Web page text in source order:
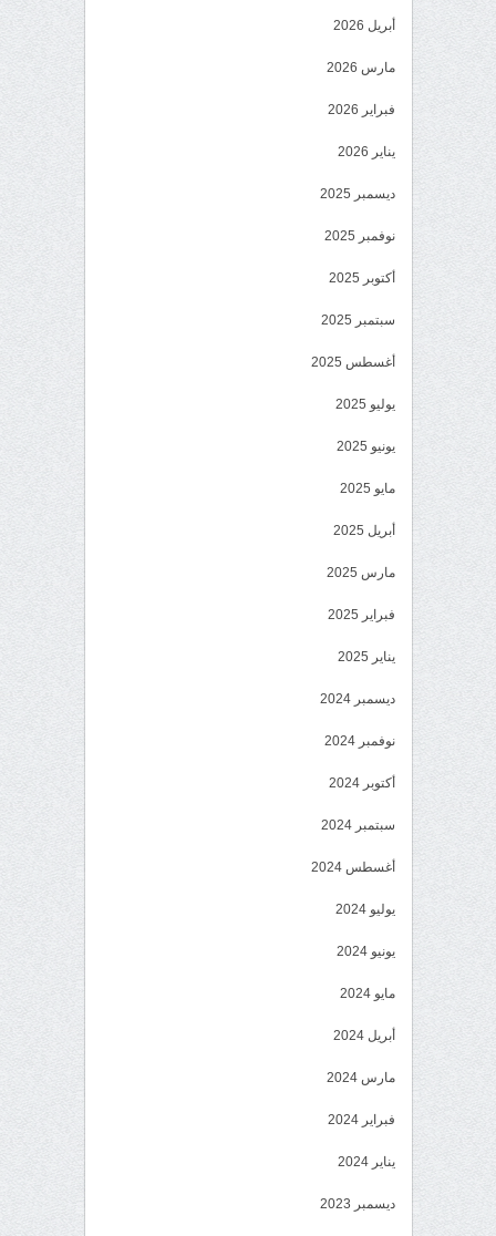
أبريل 2026
مارس 2026
فبراير 2026
يناير 2026
ديسمبر 2025
نوفمبر 2025
أكتوبر 2025
سبتمبر 2025
أغسطس 2025
يوليو 2025
يونيو 2025
مايو 2025
أبريل 2025
مارس 2025
فبراير 2025
يناير 2025
ديسمبر 2024
نوفمبر 2024
أكتوبر 2024
سبتمبر 2024
أغسطس 2024
يوليو 2024
يونيو 2024
مايو 2024
أبريل 2024
مارس 2024
فبراير 2024
يناير 2024
ديسمبر 2023